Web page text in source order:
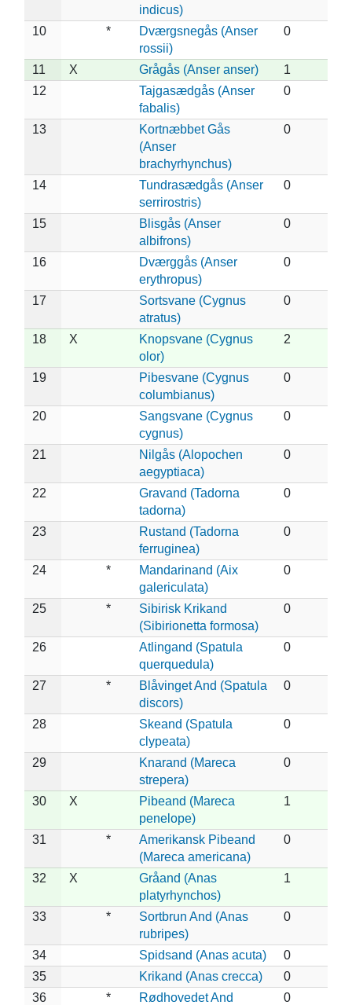
indicus)
10 *
Dværgsnegås (Anser
rossii)
0
11 X Grågås (Anser anser)
1
12
Tajgasædgås (Anser
fabalis)
0
13
Kortnæbbet Gås
(Anser
brachyrhynchus)
0
14
Tundrasædgås (Anser
serrirostris)
0
15
Blisgås (Anser
albifrons)
0
16
Dværggås (Anser
erythropus)
0
17
Sortsvane (Cygnus
atratus)
0
18 X
Knopsvane (Cygnus
olor)
2
19
Pibesvane (Cygnus
columbianus)
0
20
Sangsvane (Cygnus
cygnus)
0
21
Nilgås (Alopochen
aegyptiaca)
0
22
Gravand (Tadorna
tadorna)
0
23
Rustand (Tadorna
ferruginea)
0
24 *
Mandarinand (Aix
galericulata)
0
25 *
Sibirisk Krikand
(Sibirionetta formosa)
0
26
Atlingand (Spatula
querquedula)
0
27 *
Blåvinget And (Spatula
discors)
0
28
Skeand (Spatula
clypeata)
0
29
Knarand (Mareca
strepera)
0
30 X
Pibeand (Mareca
penelope)
1
31 *
Amerikansk Pibeand
(Mareca americana)
0
32 X
Gråand (Anas
platyrhynchos)
1
33 *
Sortbrun And (Anas
rubripes)
0
34 Spidsand (Anas acuta)
0
35
Krikand (Anas crecca)
0
36
*
Rødhovedet And
0